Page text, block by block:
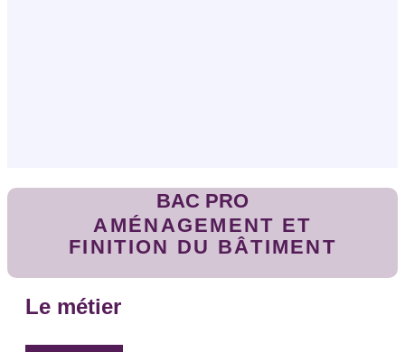
BAC PRO
AMÉNAGEMENT ET
FINITION DU BÂTIMENT
Le métier